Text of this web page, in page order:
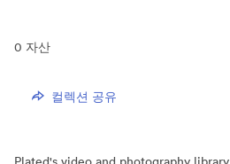
0 자산
컬렉션 공유